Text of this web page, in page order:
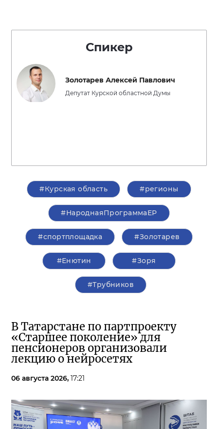
Спикер
Золотарев Алексей Павлович
Депутат Курской областной Думы
#Курская область #регионы
#НароднаяПрограммаЕР
#спортплощадка #Золотарев
#Енютин #Зоря
#Трубников
В Татарстане по партпроекту
«Старшее поколение» для
пенсионеров организовали
лекцию о нейросетях
06 августа 2026, 17:21